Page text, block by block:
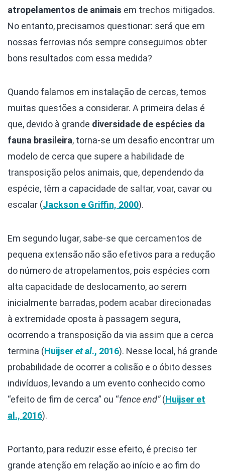
atropelamentos de animais em trechos mitigados.
No entanto, precisamos questionar: será que em
nossas ferrovias nós sempre conseguimos obter
bons resultados com essa medida?
Quando falamos em instalação de cercas, temos
muitas questões a considerar. A primeira delas é
que, devido à grande diversidade de espécies da
fauna brasileira, torna-se um desafio encontrar um
modelo de cerca que supere a habilidade de
transposição pelos animais, que, dependendo da
espécie, têm a capacidade de saltar, voar, cavar ou
escalar (Jackson e Griffin, 2000).
Em segundo lugar, sabe-se que cercamentos de
pequena extensão não são efetivos para a redução
do número de atropelamentos, pois espécies com
alta capacidade de deslocamento, ao serem
inicialmente barradas, podem acabar direcionadas
à extremidade oposta à passagem segura,
ocorrendo a transposição da via assim que a cerca
termina (Huijseret al., 2016). Nesse local, há grande
probabilidade de ocorrer a colisão e o óbito desses
indivíduos, levando a um evento conhecido como
“efeito de fim de cerca” ou “fence end”(Huijser et
al., 2016).
Portanto, para reduzir esse efeito, é preciso ter
grande atenção em relação ao início e ao fim do